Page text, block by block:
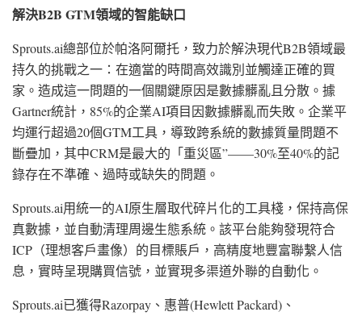
解決B2B GTM領域的智能缺口
Sprouts.ai總部位於帕洛阿爾托，致力於解決現代B2B領域最
持久的挑戰之一：在適當的時間高效識別並觸達正確的買
家。造成這一問題的一個關鍵原因是數據髒亂且分散。據
Gartner統計，85%的企業AI項目因數據髒亂而失敗。企業平
均運行超過20個GTM工具，導致跨系統的數據質量問題不
斷疊加，其中CRM是最大的 「重災區”——30%至40%的記
錄存在不準確、過時或缺失的問題。
Sprouts.ai用統一的AI原生層取代碎片化的工具棧，保持高保
真數據，並自動清理周邊生態系統。該平台能夠發現符合
ICP（理想客戶畫像）的目標賬戶，高精度地豐富聯繫人信
息，實時呈現購買信號，並實現多渠道外聯的自動化。
Sprouts.ai已獲得Razorpay、惠普(Hewlett Packard)、